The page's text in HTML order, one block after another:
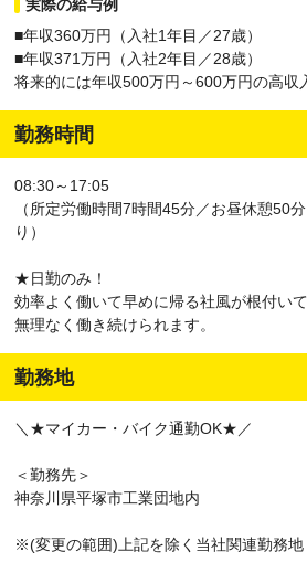
実際の給与例
■年収360万円（入社1年目／27歳）
■年収371万円（入社2年目／28歳）
将来的には年収500万円～600万円の高収
勤務時間
08:30～17:05
（所定労働時間7時間45分／お昼休憩50
り）
★日勤のみ！
効率よく働いて早めに帰る社風が根付いて
無理なく働き続けられます。
勤務地
＼★マイカー・バイク通勤OK★／
＜勤務先＞
神奈川県平塚市工業団地内
※(変更の範囲)上記を除く当社関連勤務地